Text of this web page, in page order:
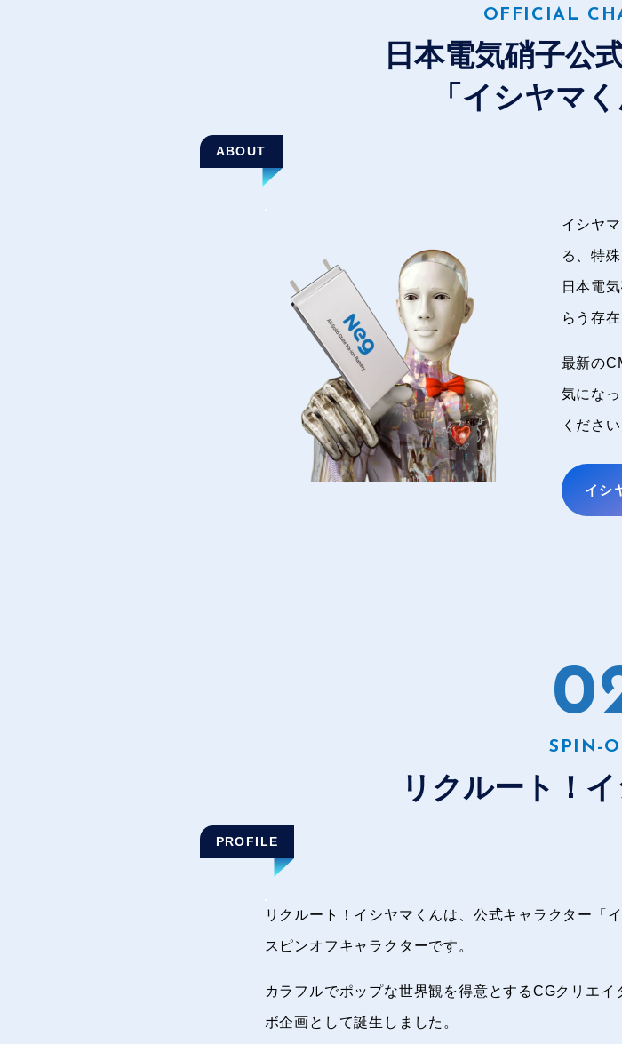
日本電気硝子が手掛ける特殊ガラス実は社会のいろ
いろな場面で活躍しています。特殊ガラスの“すご
OFFICIAL
日本電気硝子公
「イシヤマ
ABOUT
イシヤ
る、特
日本電
らう存
最新の
気にな
ください
イシ
0
SPIN-
リクルート！
PROFILE
リクルート！イシヤマくんは、公式キャラクター「
スピンオフキャラクターです。
カラフルでポップな世界観を得意とするCGクリエイ
ボ企画として誕生しました。